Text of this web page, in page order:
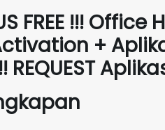
FREE !!!
+
REQUEST